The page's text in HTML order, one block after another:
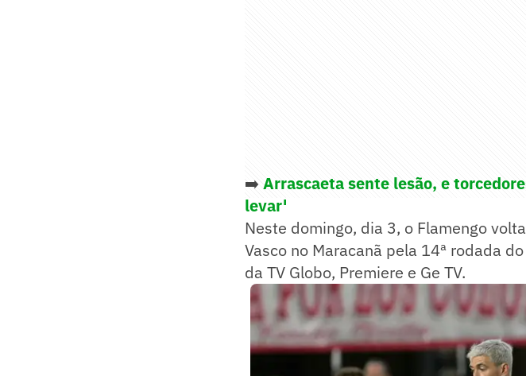
➡️ Arrascaeta sente lesão, e
levar'
Neste domingo, dia 3, o Flamengo
Vasco no Maracanã pela 14ª rodada
da TV Globo, Premiere e Ge TV.